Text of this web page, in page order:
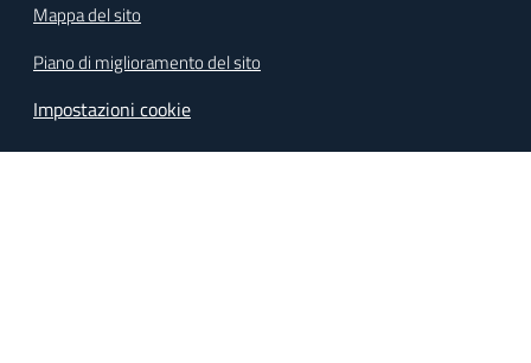
Mappa del sito
Piano di miglioramento del sito
Impostazioni cookie